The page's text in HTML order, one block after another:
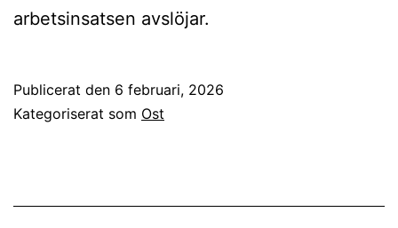
arbetsinsatsen avslöjar.
Publicerat den 6 februari, 2026
Kategoriserat som Ost